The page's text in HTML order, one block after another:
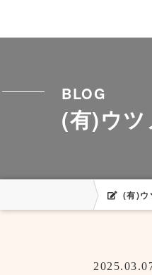
(有)ウツ
BLOG
(有)ウ